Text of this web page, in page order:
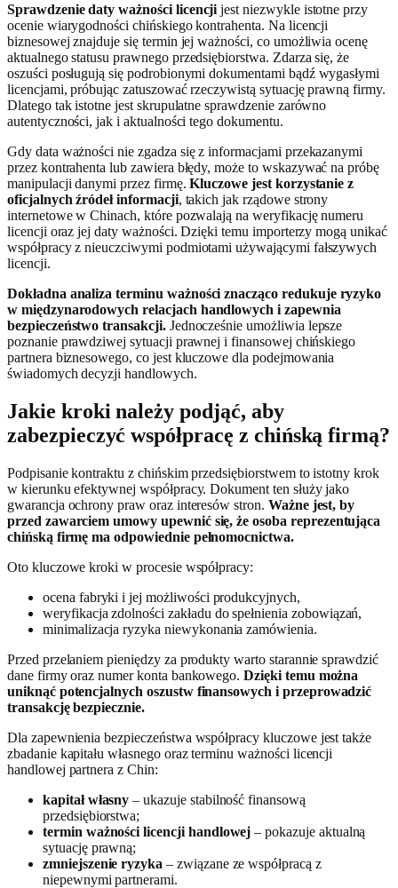
Sprawdzenie daty ważności licencji jest niezwykle istotne przy
ocenie wiarygodności chińskiego kontrahenta. Na licencji
biznesowej znajduje się termin jej ważności, co umożliwia ocenę
aktualnego statusu prawnego przedsiębiorstwa. Zdarza się, że
oszuści posługują się podrobionymi dokumentami bądź wygasłymi
licencjami, próbując zatuszować rzeczywistą sytuację prawną firmy.
Dlatego tak istotne jest skrupulatne sprawdzenie zarówno
autentyczności, jak i aktualności tego dokumentu.
Gdy data ważności nie zgadza się z informacjami przekazanymi
przez kontrahenta lub zawiera błędy, może to wskazywać na próbę
manipulacji danymi przez firmę.Kluczowe jest korzystanie z
oficjalnych źródeł informacji, takich jak rządowe strony
internetowe w Chinach, które pozwalają na weryfikację numeru
licencji oraz jej daty ważności. Dzięki temu importerzy mogą unikać
współpracy z nieuczciwymi podmiotami używającymi fałszywych
licencji.
Dokładna analiza terminu ważności znacząco redukuje ryzyko
w międzynarodowych relacjach handlowych i zapewnia
bezpieczeństwo transakcji.Jednocześnie umożliwia lepsze
poznanie prawdziwej sytuacji prawnej i finansowej chińskiego
partnera biznesowego, co jest kluczowe dla podejmowania
świadomych decyzji handlowych.
Jakie kroki należy podjąć, aby
zabezpieczyć współpracę z chińską firmą?
Podpisanie kontraktu z chińskim przedsiębiorstwem to istotny krok
w kierunku efektywnej współpracy. Dokument ten służy jako
gwarancja ochrony praw oraz interesów stron. Ważne jest, by
przed zawarciem umowy upewnić się, że osoba reprezentująca
chińską firmę ma odpowiednie pełnomocnictwa.
Oto kluczowe kroki w procesie współpracy:
ocena fabryki i jej możliwości produkcyjnych,
weryfikacja zdolności zakładu do spełnienia zobowiązań,
minimalizacja ryzyka niewykonania zamówienia.
Przed przelaniem pieniędzy za produkty warto starannie sprawdzić
dane firmy oraz numer konta bankowego.Dzięki temu można
uniknąć potencjalnych oszustw finansowych i przeprowadzić
transakcję bezpiecznie.
Dla zapewnienia bezpieczeństwa współpracy kluczowe jest także
zbadanie kapitału własnego oraz terminu ważności licencji
handlowej partnera z Chin:
kapitał własny – ukazuje stabilność finansową
przedsiębiorstwa;
termin ważności licencji handlowej – pokazuje aktualną
sytuację prawną;
zmniejszenie ryzyka – związane ze współpracą z
niepewnymi partnerami.